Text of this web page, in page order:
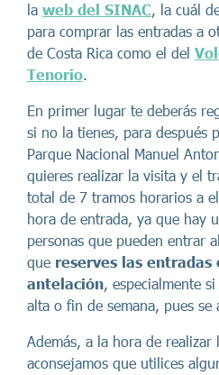
la web del SINAC, la cuál
para comprar las entradas a
de Costa Rica como el del
Tenorio.
En primer lugar te deberás
si no la tienes, para después
Parque Nacional Manuel
quieres realizar la visita y el
total de 7 tramos horarios a
hora de entrada, ya que hay
personas que pueden entrar
que reserves las entradas
antelación, especialmente
alta o fin de semana, pues se
Además, a la hora de realizar
aconsejamos que utilices